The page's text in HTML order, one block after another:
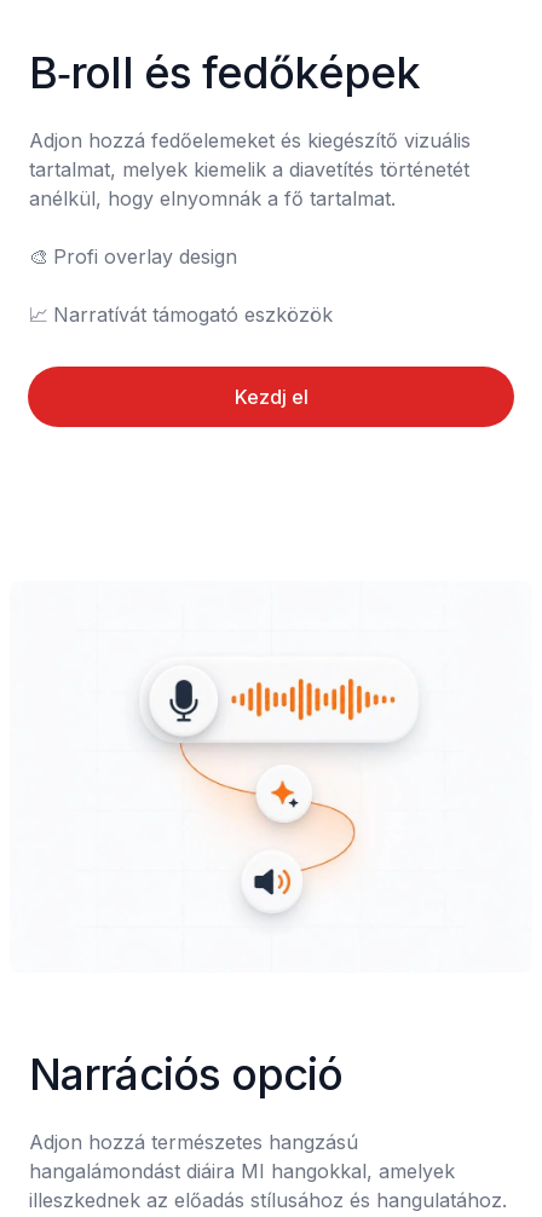
B‑roll és fedőképek
Adjon hozzá fedőelemeket és kiegészítő vizuális
tartalmat, melyek kiemelik a diavetítés történetét
anélkül, hogy elnyomnák a fő tartalmat.
🎨	Profi overlay design
📈	Narratívát támogató eszközök
Kezdj el
Narrációs opció
Adjon hozzá természetes hangzású
hangalámondást diáira MI hangokkal, amelyek
illeszkednek az előadás stílusához és hangulatához.